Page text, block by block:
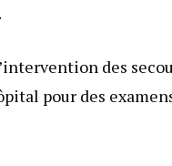
des
pour des